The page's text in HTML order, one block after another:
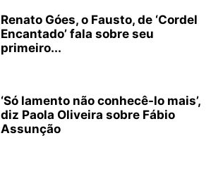
Renato Góes, o Fausto, de ‘Cordel
Encantado’ fala sobre seu
primeiro...
‘Só lamento não conhecê-lo mais’,
diz Paola Oliveira sobre Fábio
Assunção